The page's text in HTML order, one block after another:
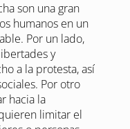
son una gran
humanos en un
Por un lado,
y
a la protesta, así
Por otro
hacia la
limitar el